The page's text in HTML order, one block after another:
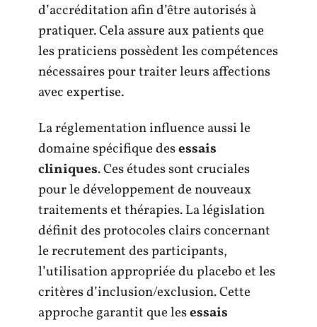
d’accréditation afin d’être autorisés à
pratiquer. Cela assure aux patients que
les praticiens possèdent les compétences
nécessaires pour traiter leurs affections
avec expertise.
La réglementation influence aussi le
domaine spécifique desessais
cliniques. Ces études sont cruciales
pour le développement de nouveaux
traitements et thérapies. La législation
définit des protocoles clairs concernant
le recrutement des participants,
l’utilisation appropriée du placebo et les
critères d’inclusion/exclusion. Cette
approche garantit que lesessais